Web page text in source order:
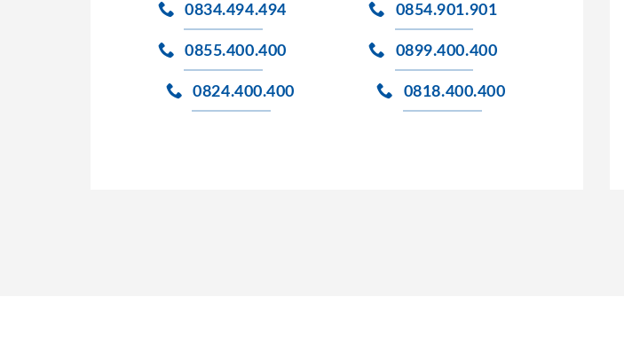
0834.494.494
0855.400.400
0824.400.400
0854.901.901
0899.400.400
0818.400.400